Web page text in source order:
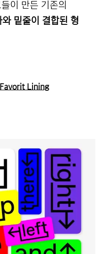
이 만든 기존의
와 밑줄이 결합된 형
Lining